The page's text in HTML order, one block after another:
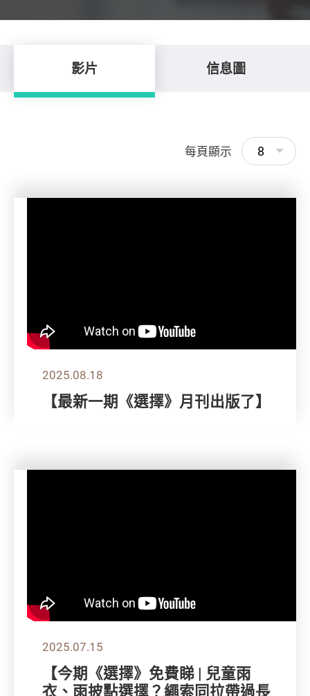
影片 信息圖
每頁顯示 8
2025.08.18
【最新一期《選擇》月刊出版了】
2025.07.15
【今期《選擇》免費睇 | 兒童雨
衣、雨披點選擇？繩索同拉帶過長